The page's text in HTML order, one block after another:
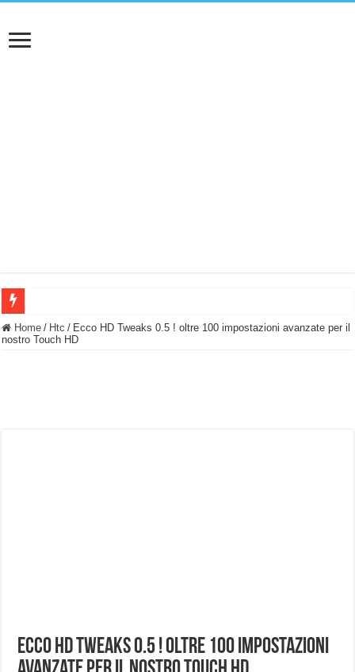
BASTA FATICARE! Questo robot tagliaerba lo appoggi e fa tutto lui! (Senza
Home / Htc / Ecco HD Tweaks 0.5 ! oltre 100 impostazioni avanzate per il
nostro Touch HD
Ecco HD Tweaks 0.5 ! oltre 100 impostazioni